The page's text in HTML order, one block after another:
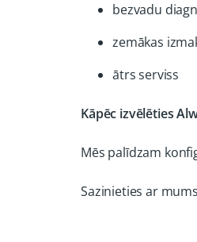
bezvadu
zemākas
ātrs serviss
Kāpēc izvēlēties
Mēs palīdzam
Sazinieties ar